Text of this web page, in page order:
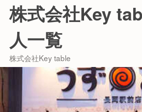
株式会社Key
人一覧
株式会社Key table